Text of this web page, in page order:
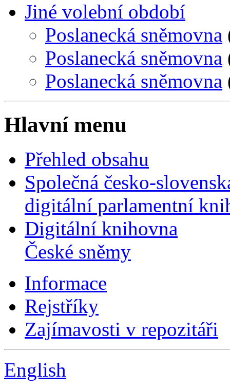
Jiné volební období
Poslanecká sněmovna
Poslanecká sněmovna
Poslanecká sněmovna
Hlavní menu
Přehled obsahu
Společná česko-
digitální parlamentní
Digitální knihovna
České sněmy
Informace
Rejstříky
Zajímavosti v repozitáři
English